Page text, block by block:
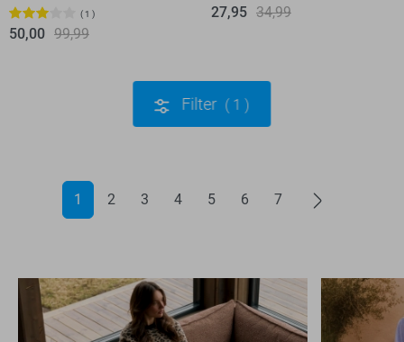
1
50,00 99,99
27,95 34,99
Filter 1
1 2 3 4 5 6 7